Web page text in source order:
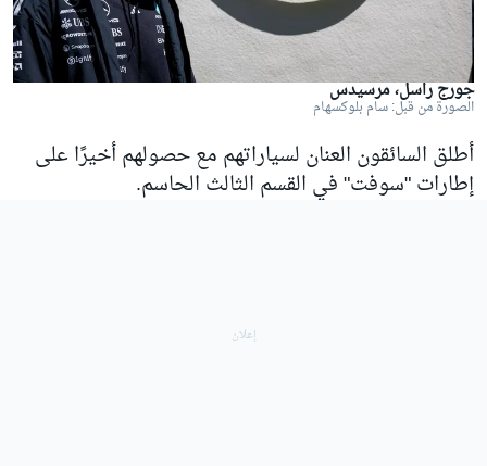
جورج راسل، مرسيدس
الصورة من قبل: سام بلوكسهام
أطلق السائقون العنان لسياراتهم مع حصولهم أخيرًا على
إطارات "سوفت" في القسم الثالث الحاسم.